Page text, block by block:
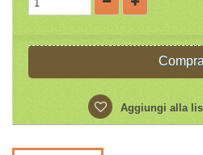
Compra
Aggiungi alla